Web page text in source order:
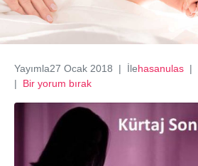
Yayımla27 Ocak 2018 İlehasanulas
Bir yorum bırak